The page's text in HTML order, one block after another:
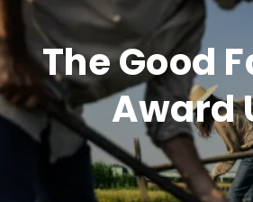
The Good
Award